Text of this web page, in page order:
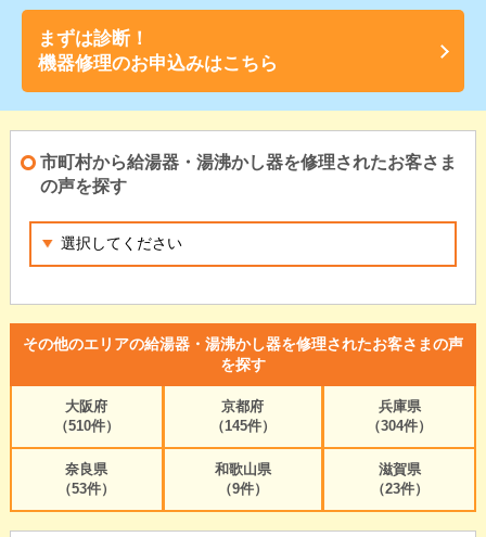
まずは診断！
機器修理のお申込みはこちら
市町村から給湯器・湯沸かし器を修理されたお客さま
の声を探す
その他のエリアの給湯器・湯沸かし器を修理されたお客さまの声
を探す
大阪府
（510件）
京都府
（145件）
兵庫県
（304件）
奈良県
（53件）
和歌山県
（9件）
滋賀県
（23件）